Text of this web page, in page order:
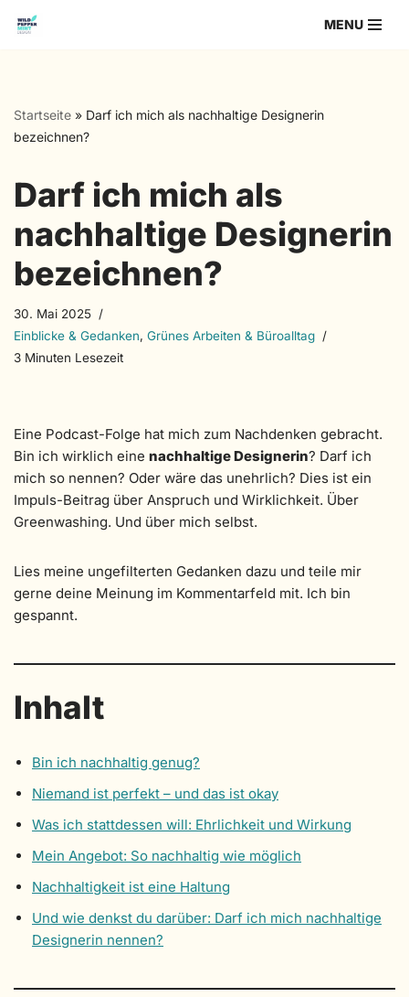
MENU
Startseite » Darf ich mich als nachhaltige Designerin
bezeichnen?
Darf ich mich als
nachhaltige Designerin
bezeichnen?
30. Mai 2025
Einblicke & Gedanken, Grünes Arbeiten & Büroalltag
3 Minuten Lesezeit
Eine Podcast-Folge hat mich zum Nachdenken gebracht.
Bin ich wirklich eine nachhaltige Designerin? Darf ich
mich so nennen? Oder wäre das unehrlich? Dies ist ein
Impuls-Beitrag über Anspruch und Wirklichkeit. Über
Greenwashing. Und über mich selbst.
Lies meine ungefilterten Gedanken dazu und teile mir
gerne deine Meinung im Kommentarfeld mit. Ich bin
gespannt.
Inhalt
Bin ich nachhaltig genug?
Niemand ist perfekt – und das ist okay
Was ich stattdessen will: Ehrlichkeit und Wirkung
Mein Angebot: So nachhaltig wie möglich
Nachhaltigkeit ist eine Haltung
Und wie denkst du darüber: Darf ich mich nachhaltige
Designerin nennen?